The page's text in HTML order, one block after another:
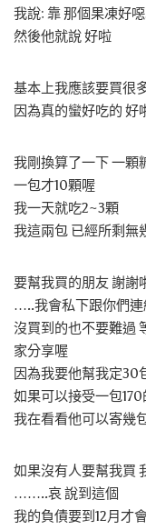
我說: 靠 那個果凍好
然後他就說 好啦
基本上我應該要買很
因為真的蠻好吃的 好
我剛換算了一下 一顆
一包才10顆喔
我一天就吃2~3顆
我這兩包 已經所剩無
要幫我買的朋友 謝謝
…..我會私下跟你們連
沒買到的也不要難過
家分享喔
因為我要他幫我定30
如果可以接受一包
我在看看他可以寄幾
如果沒有人要幫我買
……..哀 說到這個
我的負債要到12月才